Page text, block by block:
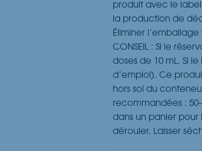
produit avec le
la production de
Éliminer
CONSEIL : Si le
doses de 10 mL. Si
d’emploi). Ce
hors sol du
recommandées :
dans un panier
dérouler. Laisser